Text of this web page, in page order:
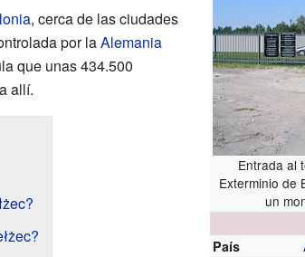
Entrada al
Exterminio de
un
País
, cerca de las ciudades
por laAlemania
que unas 434.500
allí.